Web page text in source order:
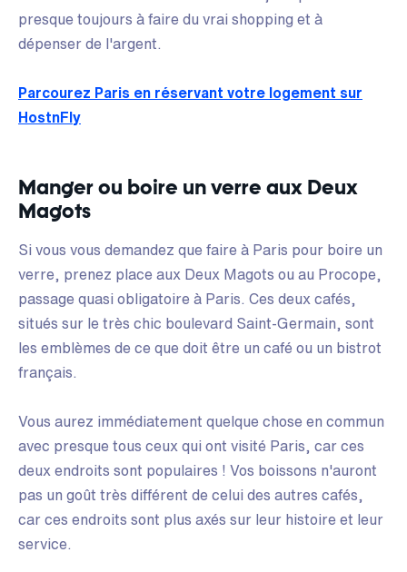
presque toujours à faire du vrai shopping et à
dépenser de l'argent.
Parcourez Paris en réservant votre logement sur
HostnFly
Manger ou boire un verre aux Deux
Magots
Si vous vous demandez que faire à Paris pour boire un
verre, prenez place aux Deux Magots ou au Procope,
passage quasi obligatoire à Paris. Ces deux cafés,
situés sur le très chic boulevard Saint-Germain, sont
les emblèmes de ce que doit être un café ou un bistrot
français.
Vous aurez immédiatement quelque chose en commun
avec presque tous ceux qui ont visité Paris, car ces
deux endroits sont populaires ! Vos boissons n'auront
pas un goût très différent de celui des autres cafés,
car ces endroits sont plus axés sur leur histoire et leur
service.